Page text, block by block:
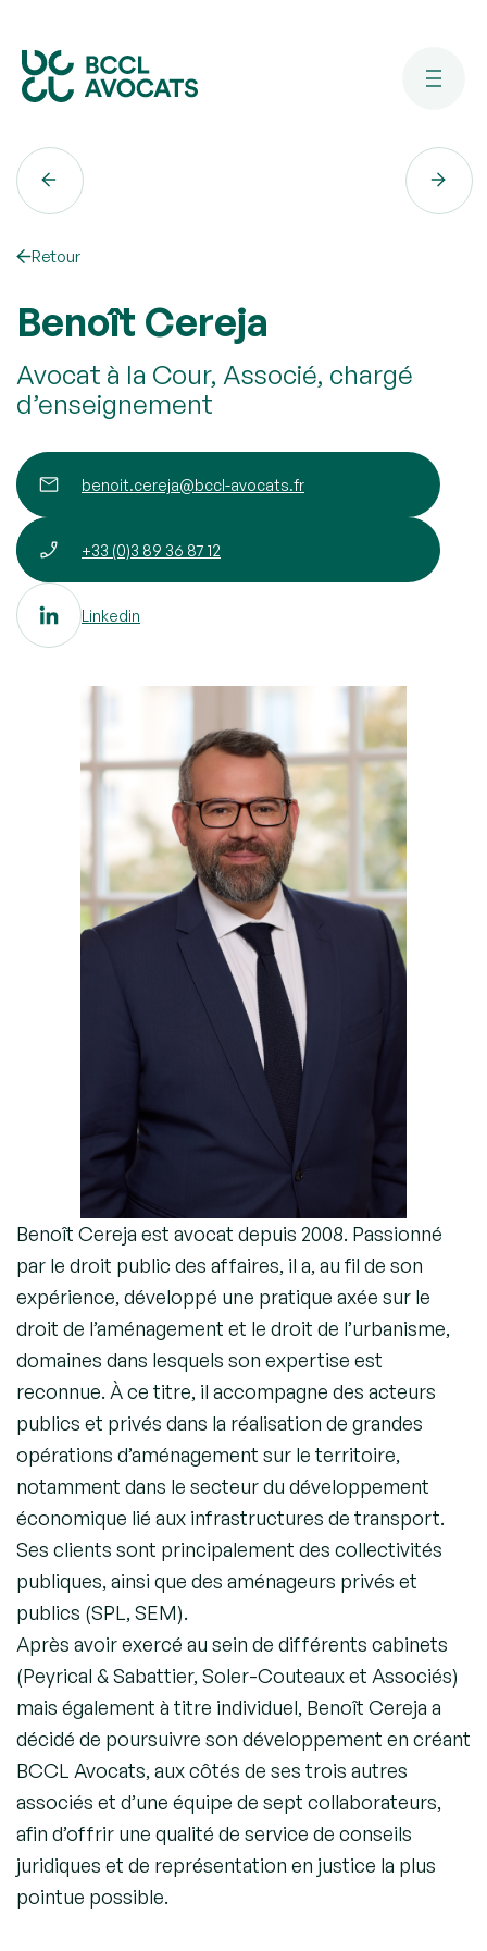
Retour
Benoît Cereja
Avocat à la Cour, Associé, chargé
d’enseignement
benoit.cereja@bccl-avocats.fr
+33 (0)3 89 36 87 12
Linkedin
Benoît Cereja est avocat depuis 2008. Passionné
par le droit public des affaires, il a, au fil de son
expérience, développé une pratique axée sur le
droit de l’aménagement et le droit de l’urbanisme,
domaines dans lesquels son expertise est
reconnue. À ce titre, il accompagne des acteurs
publics et privés dans la réalisation de grandes
opérations d’aménagement sur le territoire,
notamment dans le secteur du développement
économique lié aux infrastructures de transport.
Ses clients sont principalement des collectivités
publiques, ainsi que des aménageurs privés et
publics (SPL, SEM).
Après avoir exercé au sein de différents cabinets
(Peyrical & Sabattier, Soler-Couteaux et Associés)
mais également à titre individuel, Benoît Cereja a
décidé de poursuivre son développement en créant
BCCL Avocats, aux côtés de ses trois autres
associés et d’une équipe de sept collaborateurs,
afin d’offrir une qualité de service de conseils
juridiques et de représentation en justice la plus
pointue possible.